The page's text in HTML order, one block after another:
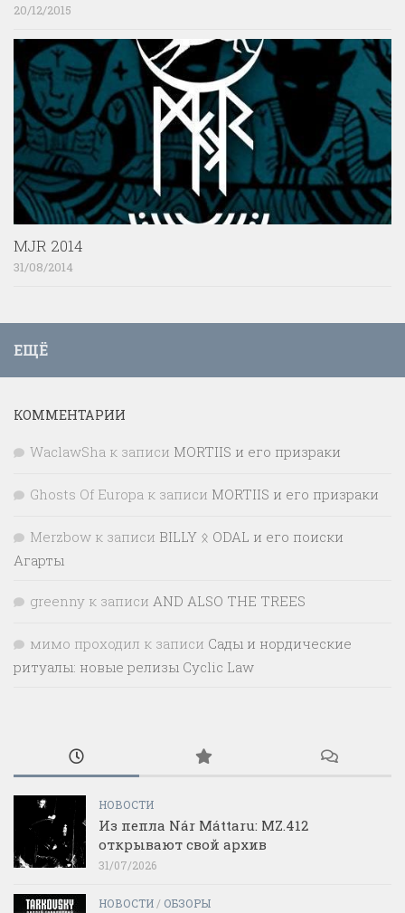
20/12/2015
MJR 2014
31/08/2014
ЕЩЁ
КОММЕНТАРИИ
WaclawSha к записи MORTIIS и его призраки
Ghosts Of Europa к записи MORTIIS и его призраки
Merzbow к записи BILLY ᛟ ODAL и его поиски
Агарты
greenny к записи AND ALSO THE TREES
мимо проходил к записи Сады и нордические
ритуалы: новые релизы Cyclic Law
НОВОСТИ
Из пепла Nár Máttaru: MZ.412
открывают свой архив
31/07/2026
НОВОСТИ / ОБЗОРЫ